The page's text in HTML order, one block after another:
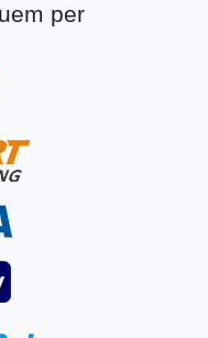
per